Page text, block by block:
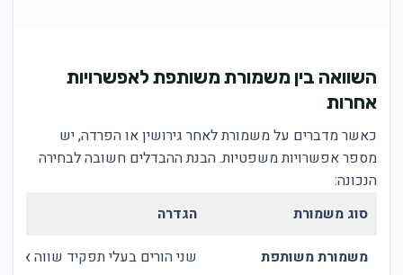
השוואה בין משמורת משותפת לאפשרויות
אחרות
כאשר מדברים על משמורת לאחר גירושין או הפרדה, יש
מספר אפשרויות משפטיות. הבנת ההבדלים חשובה לבחירה
הנכונה:
סוג משמורת
הגדרה
משמורת משותפת
שני הורים בעלי תפקיד שווה או